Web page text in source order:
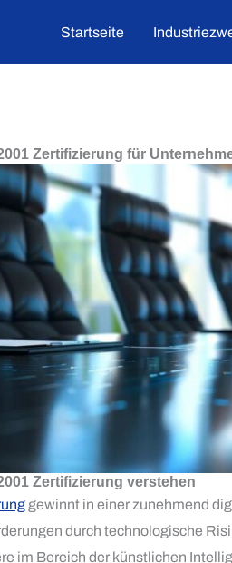
Startseite
Zertifizierung für
Zertifizierung verstehen
gewinnt in einer zunehmend
durch technologische
im Bereich der künstlichen